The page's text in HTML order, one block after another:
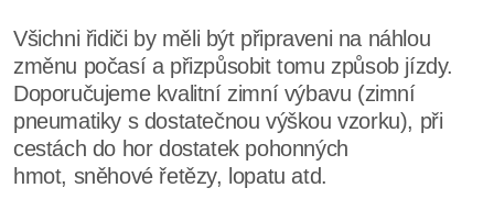
Všichni řidiči by měli být připraveni na náhlou
změnu počasí a přizpůsobit tomu způsob jízdy.
Doporučujeme kvalitní zimní výbavu (zimní
pneumatiky s dostatečnou výškou vzorku), při
cestách do hor dostatek pohonných
hmot, sněhové řetězy, lopatu atd.